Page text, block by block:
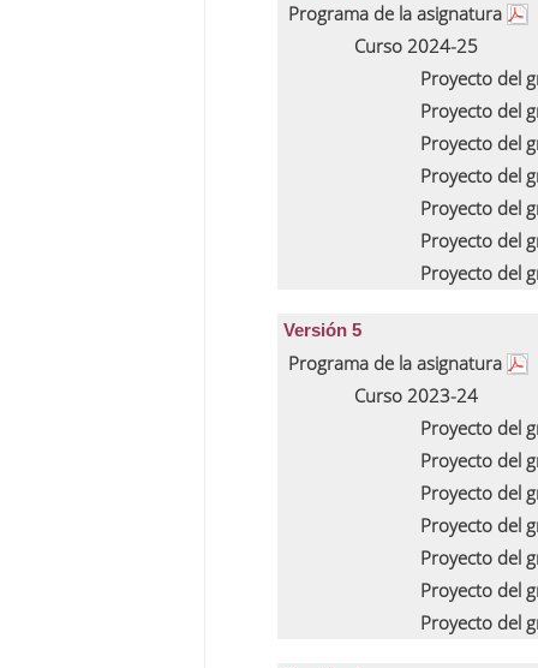
Programa de la asignatura
Curso 2024-25
Proyecto del
Proyecto del
Proyecto del
Proyecto del
Proyecto del
Proyecto del
Proyecto del
Versión 5
Programa de la asignatura
Curso 2023-24
Proyecto del
Proyecto del
Proyecto del
Proyecto del
Proyecto del
Proyecto del
Proyecto del